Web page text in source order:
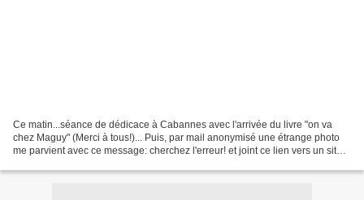
Ce matin...séance de dédicace à Cabannes avec l'arrivée du livre "on va
chez Maguy" (Merci à tous!)... Puis, par mail anonymisé une étrange photo
me parvient avec ce message: cherchez l'erreur! et joint ce lien vers un site